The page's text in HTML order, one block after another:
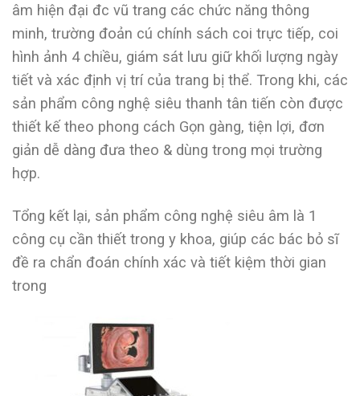
âm hiện đại đc vũ trang các chức năng thông
minh, trường đoản cú chính sách coi trực tiếp, coi
hình ảnh 4 chiều, giám sát lưu giữ khối lượng ngày
tiết và xác định vị trí của trang bị thể. Trong khi, các
sản phẩm công nghệ siêu thanh tân tiến còn được
thiết kế theo phong cách Gọn gàng, tiện lợi, đơn
giản dễ dàng đưa theo & dùng trong mọi trường
hợp.
Tổng kết lại, sản phẩm công nghệ siêu âm là 1
công cụ cần thiết trong y khoa, giúp các bác bỏ sĩ
đề ra chẩn đoán chính xác và tiết kiệm thời gian
trong